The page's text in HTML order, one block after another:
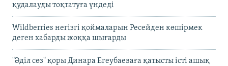
қудалауды тоқтатуға үндеді
Wildberries негізгі қоймаларын Ресейден көшірмек
деген хабарды жоққа шығарды
"Әділ сөз" қоры Динара Егеубаеваға қатысты істі ашық